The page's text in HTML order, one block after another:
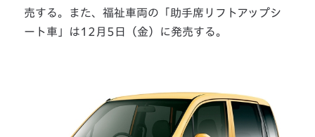
売する。また、福祉車両の「助手席リフトアップシ
ート車」は12月5日（金）に発売する。